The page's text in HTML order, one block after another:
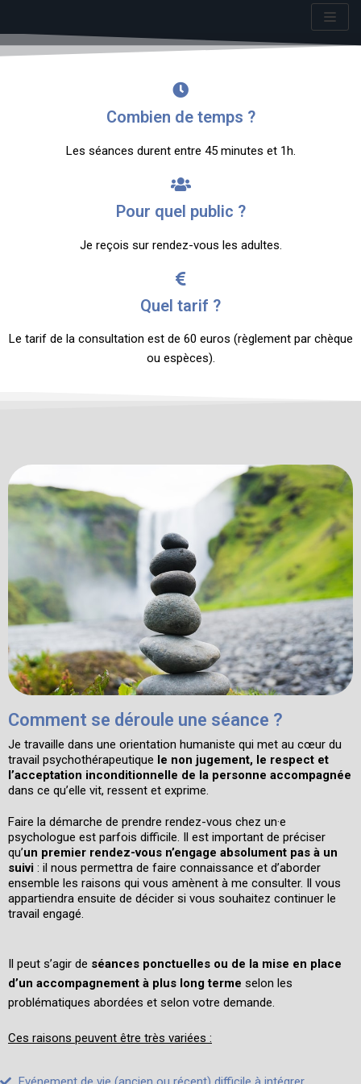
Aller
Combien de temps ?
Les séances durent entre 45 minutes et 1h.
Pour quel public ?
Je reçois sur rendez-vous les adultes.
Quel tarif ?
Le tarif de la consultation est de 60 euros (règlement par chèque
ou espèces).
Comment se déroule une séance ?
Je travaille dans une orientation humaniste qui met au cœur du
travail psychothérapeutique le non jugement, le respect et
l’acceptation inconditionnelle de la personne accompagnée
dans ce qu’elle vit, ressent et exprime.
Faire la démarche de prendre rendez-vous chez un·e
psychologue est parfois difficile. Il est important de préciser
qu’un premier rendez-vous n’engage absolument pas à un
suivi : il nous permettra de faire connaissance et d’aborder
ensemble les raisons qui vous amènent à me consulter. Il vous
appartiendra ensuite de décider si vous souhaitez continuer le
travail engagé.
Il peut s’agir de séances ponctuelles ou de la mise en place
d’un accompagnement à plus long terme selon les
problématiques abordées et selon votre demande.
Ces raisons peuvent être très variées :